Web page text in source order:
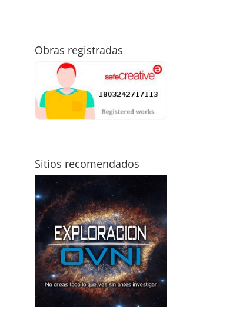
Obras registradas
Sitios recomendados